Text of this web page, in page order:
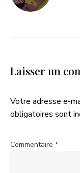
Laisser un
Votre adresse e-
obligatoires sont
Commentaire *